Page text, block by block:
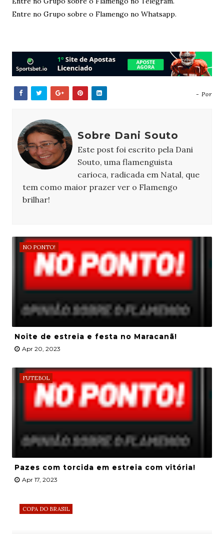
Entre no Grupo sobre o Flamengo no Whatsapp.
- Por
Sobre Dani Souto
Este post foi escrito pela Dani
Souto, uma flamenguista
carioca, radicada em Natal, que
tem como maior prazer ver o Flamengo
brilhar!
NO PONTO!
Noite de estreia e festa no Maracanã!
Apr 20, 2023
FUTEBOL
Pazes com torcida em estreia com vitória!
Apr 17, 2023
COPA DO BRASIL